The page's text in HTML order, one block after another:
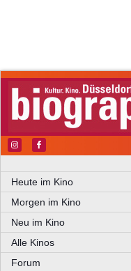
Heute im Kino
Morgen im Kino
Neu im Kino
Alle Kinos
Forum